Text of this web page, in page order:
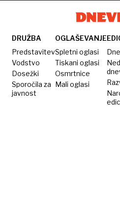
DRUŽBA
Predstavitev
Vodstvo
Dosežki
Sporočila za
javnost
OGLAŠEVANJE
Spletni oglasi
Tiskani oglasi
Osmrtnice
Mali oglasi